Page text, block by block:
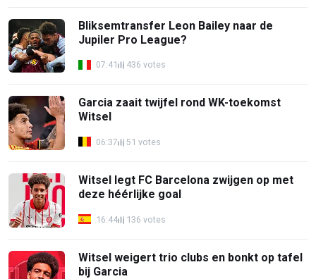
Bliksemtransfer Leon Bailey naar de
Jupiler Pro League?
07:41 436 votes
Garcia zaait twijfel rond WK-toekomst
Witsel
06:37 51 votes
Witsel legt FC Barcelona zwijgen op met
deze héérlijke goal
16:44 136 votes
Witsel weigert trio clubs en bonkt op tafel
bij Garcia